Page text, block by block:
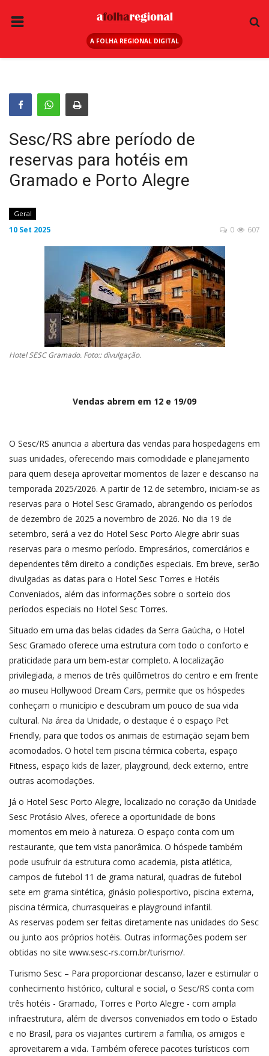
A FOLHA REGIONAL DIGITAL
ANUNCIE AQUI
ESPORTE
REGIÃO
SAÚDE
EDUCAÇÃO
SEGURANÇA
GERAL
A FOLHA REGIONAL DIGITAL
Sesc/RS abre período de
reservas para hotéis em
Gramado e Porto Alegre
Geral
10 Set 2025 607
0
Hotel SESC Gramado. Foto:: divulgação.
Vendas abrem em 12 e 19/09
O Sesc/RS anuncia a abertura das vendas para hospedagens em
suas unidades, oferecendo mais comodidade e planejamento
para quem deseja aproveitar momentos de lazer e descanso na
temporada 2025/2026. A partir de 12 de setembro, iniciam-se as
reservas para o Hotel Sesc Gramado, abrangendo os períodos
de dezembro de 2025 a novembro de 2026. No dia 19 de
setembro, será a vez do Hotel Sesc Porto Alegre abrir suas
reservas para o mesmo período. Empresários, comerciários e
dependentes têm direito a condições especiais. Em breve, serão
divulgadas as datas para o Hotel Sesc Torres e Hotéis
Conveniados, além das informações sobre o sorteio dos
períodos especiais no Hotel Sesc Torres.
Situado em uma das belas cidades da Serra Gaúcha, o Hotel
Sesc Gramado oferece uma estrutura com todo o conforto e
praticidade para um bem-estar completo. A localização
privilegiada, a menos de três quilômetros do centro e em frente
ao museu Hollywood Dream Cars, permite que os hóspedes
conheçam o município e descubram um pouco de sua vida
cultural. Na área da Unidade, o destaque é o espaço Pet
Friendly, para que todos os animais de estimação sejam bem
acomodados. O hotel tem piscina térmica coberta, espaço
Fitness, espaço kids de lazer, playground, deck externo, entre
outras acomodações.
Já o Hotel Sesc Porto Alegre, localizado no coração da Unidade
Sesc Protásio Alves, oferece a oportunidade de bons
momentos em meio à natureza. O espaço conta com um
restaurante, que tem vista panorâmica. O hóspede também
pode usufruir da estrutura como academia, pista atlética,
campos de futebol 11 de grama natural, quadras de futebol
sete em grama sintética, ginásio poliesportivo, piscina externa,
piscina térmica, churrasqueiras e playground infantil.
As reservas podem ser feitas diretamente nas unidades do Sesc
ou junto aos próprios hotéis. Outras informações podem ser
obtidas no site www.sesc-rs.com.br/turismo/.
Turismo Sesc – Para proporcionar descanso, lazer e estimular o
conhecimento histórico, cultural e social, o Sesc/RS conta com
três hotéis - Gramado, Torres e Porto Alegre - com ampla
infraestrutura, além de diversos conveniados em todo o Estado
e no Brasil, para os viajantes curtirem a família, os amigos e
aproveitarem a vida. Também oferece pacotes turísticos com